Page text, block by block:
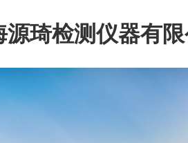
源琦检测仪器有